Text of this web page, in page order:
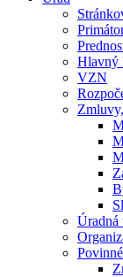
Hlavný
VZN
Úradná